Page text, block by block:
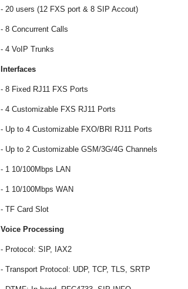
- 20 users (12 FXS port & 8 SIP Accout)
- 8 Concurrent Calls
- 4 VoIP Trunks
Interfaces
- 8 Fixed RJ11 FXS Ports
- 4 Customizable FXS RJ11 Ports
- Up to 4 Customizable FXO/BRI RJ11 Ports
- Up to 2 Customizable GSM/3G/4G Channels
- 1 10/100Mbps LAN
- 1 10/100Mbps WAN
- TF Card Slot
Voice Processing
- Protocol: SIP, IAX2
- Transport Protocol: UDP, TCP, TLS, SRTP